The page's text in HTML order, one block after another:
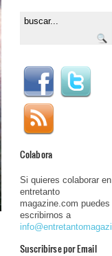
Colabora
Si quieres colaborar en
entretanto
magazine.com puedes
escribirnos a
Suscribirse por Email